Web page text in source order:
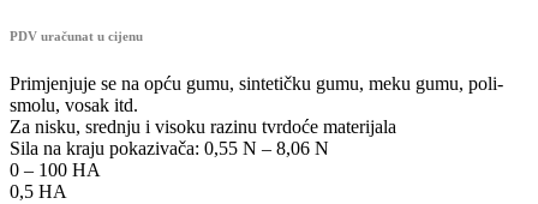
PDV uračunat u cijenu
Primjenjuje se na opću gumu, sintetičku gumu, meku gumu, poli-
smolu, vosak itd.
Za nisku, srednju i visoku razinu tvrdoće materijala
Sila na kraju pokazivača: 0,55 N – 8,06 N
0 – 100 HA
0,5 HA